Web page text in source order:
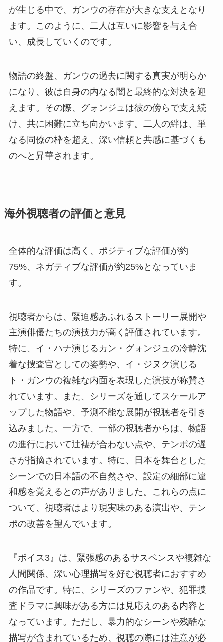
が生じる中で、ガンウの存在が大きな支えとなり
ます。このように、二人は互いに影響を与え合
い、成長していくのです。
物語の終盤、ガンウの過去に関する真実が明らか
になり、彼は自身の内なる闇と最終的な対決を迎
えます。その際、グォンジュは彼の傍らで支え続
け、共に困難に立ち向かいます。二人の絆は、単
なる同僚の枠を超え、深い信頼と共感に基づくも
のへと昇華されます。
海外視聴者の評価と意見
全体的な評価は高く、ポジティブな評価が約
75%、ネガティブな評価が約25%となっていま
す。
視聴者からは、緊迫感あふれるストーリー展開や
主演俳優たちの演技力が高く評価されています。
特に、イ・ハナ演じるカン・グォンジュの冷静沈
着な捜査官としての姿勢や、イ・ジヌク演じる
ト・ガンウの複雑な内面を表現した演技が称賛さ
れています。また、シリーズを通してスケールア
ップした物語や、予測不能な展開が視聴者を引き
込みました。一方で、一部の視聴者からは、物語
の進行において辻褄が合わない点や、テンポの遅
さが指摘されています。特に、日本を舞台とした
シーンでの日本語の不自然さや、設定の細部に違
和感を覚えるとの声がありました。これらの点に
ついて、視聴者はより現実味のある演出や、テン
ポの改善を望んでいます。
『ボイス3』は、緊張感のあるサスペンスや複雑な
人間関係、深い心理描写を好む視聴者におすすめ
の作品です。特に、シリーズのファンや、犯罪捜
査ドラマに興味がある方には見応えのある内容と
なっています。ただし、暴力的なシーンや残酷な
描写が含まれているため、視聴の際には注意が必